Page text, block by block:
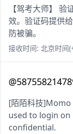
【驾考大师】
效。验证码提供
防被骗。
接收时间: 北京时间
[陌陌科技
used to login on
confidential.